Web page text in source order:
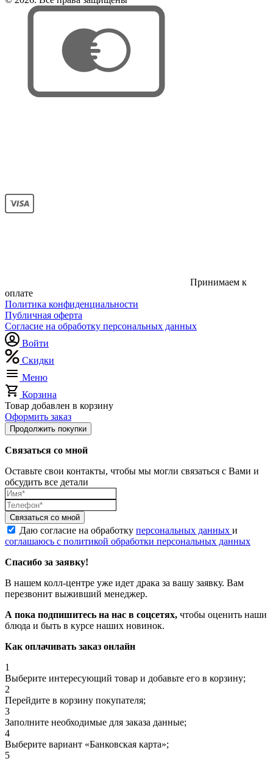
Принимаем к
оплате
Политика конфиденциальности
Публичная оферта
Согласие на обработку персональных данных
Войти
Скидки
Меню
Корзина
Товар добавлен в корзину
Оформить заказ
Продолжить покупки
Связаться со мной
Оставьте свои контакты, чтобы мы могли связаться с Вами и
обсудить все детали
Связаться со мной
Даю согласие на обработку персональных данных и
соглашаюсь с политикой обработки персональных данных
Спасибо за заявку!
В нашем колл-центре уже идет драка за вашу заявку. Вам
перезвонит выживший менеджер.
А пока подпишитесь на нас в соцсетях, чтобы оценить наши
блюда и быть в курсе наших новинок.
Как оплачивать заказ онлайн
1
Выберите интересующий товар и добавьте его в корзину;
2
Перейдите в корзину покупателя;
3
Заполните необходимые для заказа данные;
4
Выберите вариант «Банковская карта»;
5